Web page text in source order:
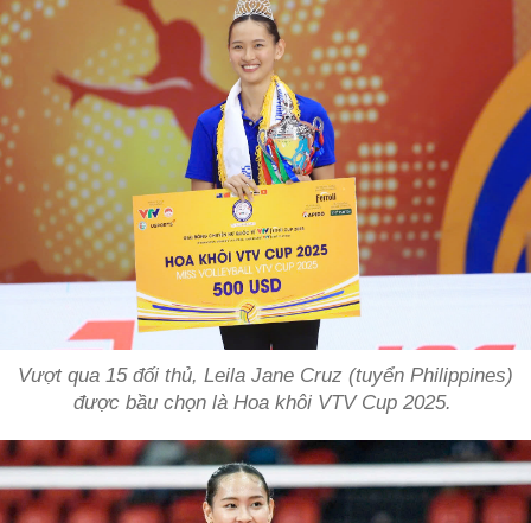
Vượt qua 15 đối thủ, Leila Jane Cruz (tuyển Philippines)
được bầu chọn là Hoa khôi VTV Cup 2025.